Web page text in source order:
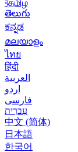
বதமிழ்
తెలుగు
ಕನ್ನಡ
മലയാളം
ไทย
हिंदी
العربية
اردو
فارسی
עִברִית
中文 (简体)
日本語
한국어